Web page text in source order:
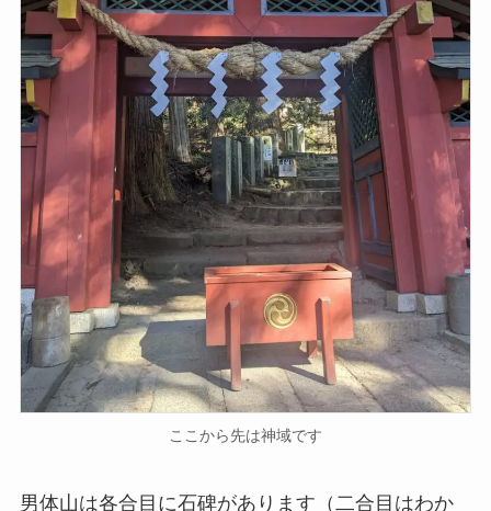
ここから先は神域です
男体山は各合目に石碑があります（二合目はわか